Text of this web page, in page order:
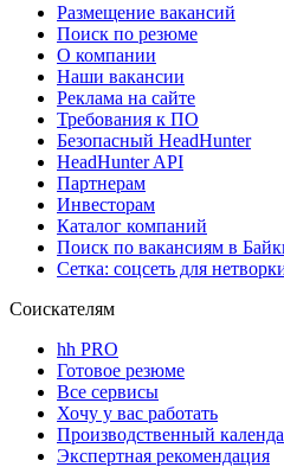
Размещение вакансий
Поиск по резюме
О компании
Наши вакансии
Реклама на сайте
Требования к ПО
Безопасный HeadHunter
HeadHunter API
Партнерам
Инвесторам
Каталог компаний
Поиск по вакансиям в
Сетка: соцсеть для
Соискателям
hh PRO
Готовое резюме
Все сервисы
Хочу у вас работать
Производственный
Экспертная рекомендация